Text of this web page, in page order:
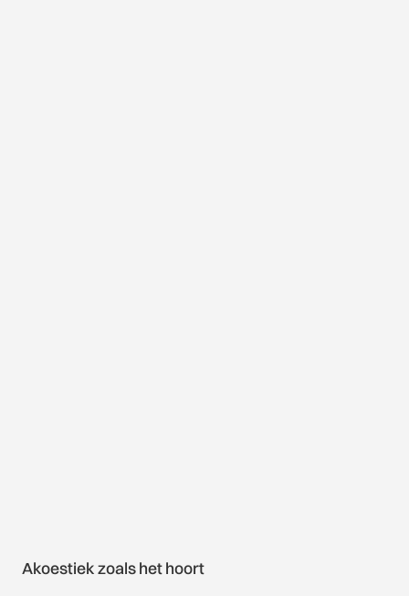
Akoestiek zoals het hoort